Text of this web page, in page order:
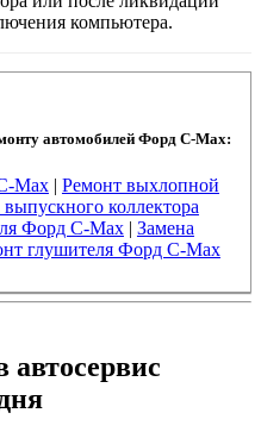
компьютера.
автомобилей Форд C-Max:
Max| Ремонт выхлопной
коллектора
Форд C-Max| Замена
глушителя Форд C-Max
автосервис